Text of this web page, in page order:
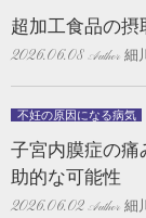
超加工食品の
2026.06.08 細
不妊の原因になる病気
子宮内膜症の痛
助的な可能性
2026.06.02 細